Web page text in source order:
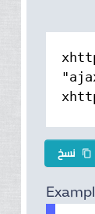
نسخ content_copy